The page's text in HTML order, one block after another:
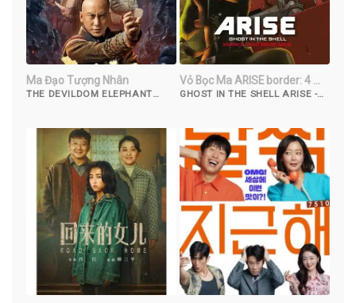
Ma Đạo Tượng Nhân
THE DEVILDOM ELEPHANT
Vỏ Bọc Ma ARISE border: 4 Ma
Đơn Độc
GHOST IN THE SHELL ARISE -